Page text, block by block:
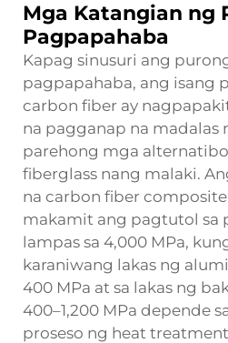
Mga Katangian ng
Pagpapahaba
Kapag sinusuri ang
pagpapahaba, ang isang
carbon fiber ay
na pagganap na madalas
parehong mga
fiberglass nang malaki.
na carbon fiber
makamit ang pagtutol sa
lampas sa 4,000 MPa,
karaniwang lakas ng
400 MPa at sa lakas ng
400–1,200 MPa depende
proseso ng heat